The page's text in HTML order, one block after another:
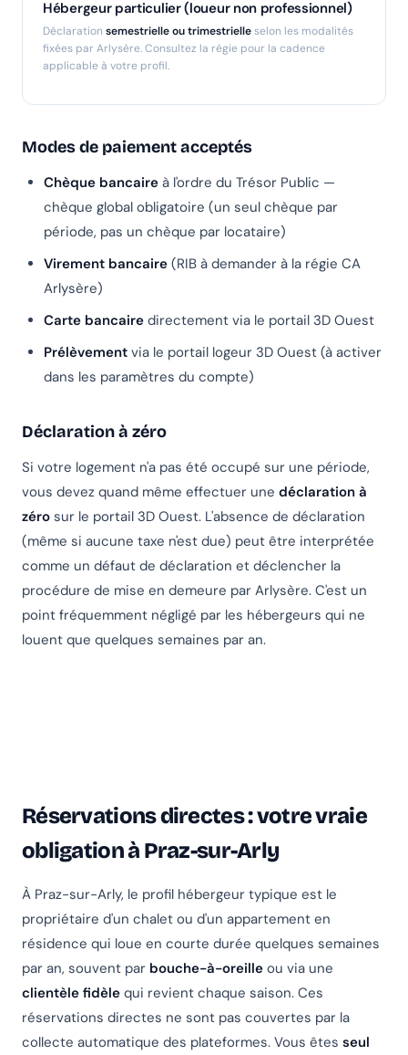
Hébergeur particulier (loueur non professionnel)
Déclaration semestrielle ou trimestrielleselon les modalités
fixées par Arlysère. Consultez la régie pour la cadence
applicable à votre profil.
Modes de paiement acceptés
Chèque bancaire à l'ordre du Trésor Public —
chèque global obligatoire (un seul chèque par
période, pas un chèque par locataire)
Virement bancaire (RIB à demander à la régie CA
Arlysère)
Carte bancaire directement via le portail 3D Ouest
Prélèvement via le portail logeur 3D Ouest (à activer
dans les paramètres du compte)
Déclaration à zéro
Si votre logement n'a pas été occupé sur une période,
vous devez quand même effectuer une déclaration à
zéro sur le portail 3D Ouest. L'absence de déclaration
(même si aucune taxe n'est due) peut être interprétée
comme un défaut de déclaration et déclencher la
procédure de mise en demeure par Arlysère. C'est un
point fréquemment négligé par les hébergeurs qui ne
louent que quelques semaines par an.
Réservations directes : votre vraie
obligation à Praz-sur-Arly
À Praz-sur-Arly, le profil hébergeur typique est le
propriétaire d'un chalet ou d'un appartement en
résidence qui loue en courte durée quelques semaines
par an, souvent par bouche-à-oreille ou via une
clientèle fidèle qui revient chaque saison. Ces
réservations directes ne sont pas couvertes par la
collecte automatique des plateformes. Vous êtes seul